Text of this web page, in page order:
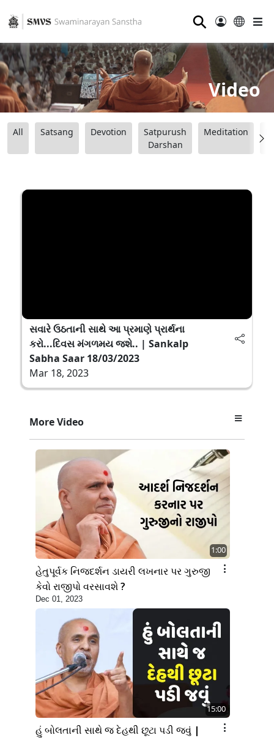
⚲
Video
All Satsang Devotion
Satpurush
Darshan
Meditation
સવારે ઉઠતાની સાથે આ પ્રમાણે પ્રાર્થના
કરો...દિવસ મંગળમય જશે.. | Sankalp
Sabha Saar 18/03/2023
Mar 18, 2023
More Video
1:00
હેતુપૂર્વક નિજદર્શન ડાયરી લખનાર પર ગુરુજી
કેવો રાજીપો વરસાવશે ?
Dec 01, 2023
15:00
હું બોલતાની સાથે જ દેહથી છૂટા પડી જવું |